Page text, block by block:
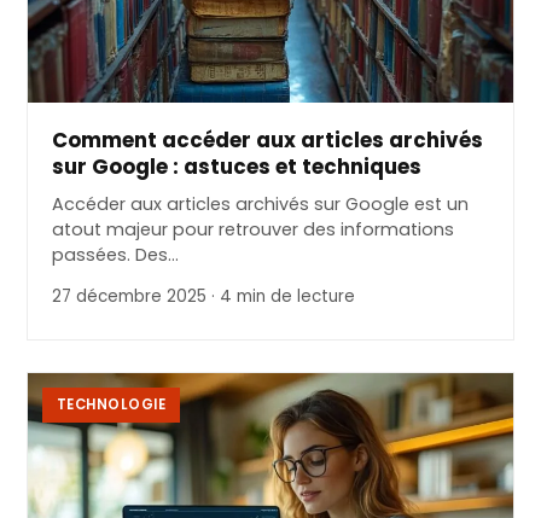
Comment accéder aux articles archivés
sur Google : astuces et techniques
Accéder aux articles archivés sur Google est un
atout majeur pour retrouver des informations
passées. Des…
27 décembre 2025 · 4 min de lecture
TECHNOLOGIE